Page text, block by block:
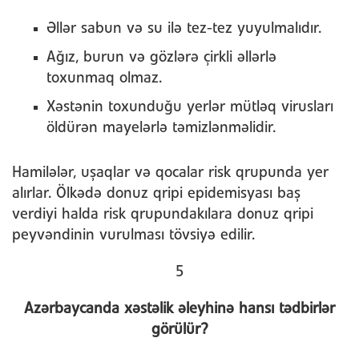
Əllər sabun və su ilə tez-tez yuyulmalıdır.
Ağız, burun və gözlərə çirkli əllərlə
toxunmaq olmaz.
Xəstənin toxunduğu yerlər mütləq virusları
öldürən mayelərlə təmizlənməlidir.
Hamilələr, uşaqlar və qocalar risk qrupunda yer
alırlar. Ölkədə donuz qripi epidemisyası baş
verdiyi halda risk qrupundakılara donuz qripi
peyvəndinin vurulması tövsiyə edilir.
5
Azərbaycanda xəstəlik əleyhinə hansı tədbirlər
görülür?